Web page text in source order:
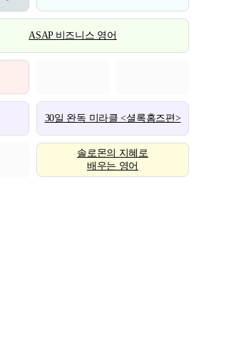
ASAP 비즈니스 영어
30일 완독 미라클 <셜록홈즈편>
솔로몬의 지혜로
배우는 영어